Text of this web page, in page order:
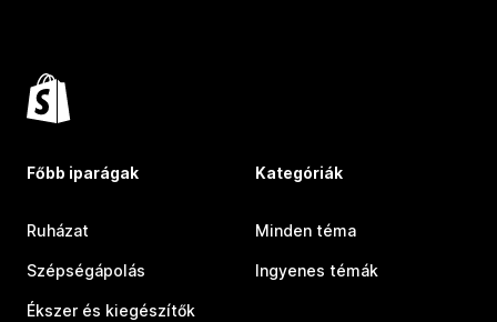
Főbb iparágak
Ruházat
Szépségápolás
Ékszer és kiegészítők
Kategóriák
Minden téma
Ingyenes témák